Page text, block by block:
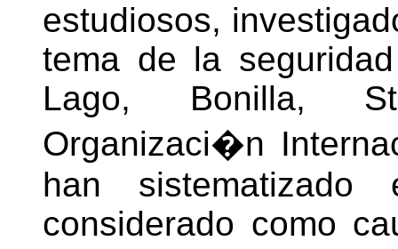
estudiosos,
tema de la
Lago, Bonilla,
Organizaci�n
han
considerado como